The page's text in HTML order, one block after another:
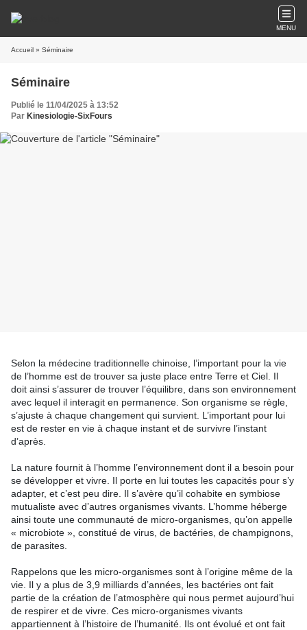
MENU
Accueil » Séminaire
Séminaire
Publié le 11/04/2025 à 13:52
Par Kinesiologie-SixFours
Selon la médecine traditionnelle chinoise, l’important pour la vie
de l’homme est de trouver sa juste place entre Terre et Ciel. Il
doit ainsi s’assurer de trouver l’équilibre, dans son environnement
avec lequel il interagit en permanence. Son organisme se règle,
s’ajuste à chaque changement qui survient. L’important pour lui
est de rester en vie à chaque instant et de survivre l’instant
d’après.
La nature fournit à l’homme l’environnement dont il a besoin pour
se développer et vivre. Il porte en lui toutes les capacités pour s’y
adapter, et c’est peu dire. Il s’avère qu’il cohabite en symbiose
mutualiste avec d’autres organismes vivants. L’homme héberge
ainsi toute une communauté de micro-organismes, qu’on appelle
« microbiote », constitué de virus, de bactéries, de champignons,
de parasites.
Rappelons que les micro-organismes sont à l’origine même de la
vie. Il y a plus de 3,9 milliards d’années, les bactéries ont fait
partie de la création de l’atmosphère qui nous permet aujourd’hui
de respirer et de vivre. Ces micro-organismes vivants
appartiennent à l’histoire de l’humanité. Ils ont évolué et ont fait